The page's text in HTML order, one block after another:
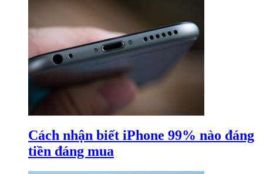
Cách nhận biết iPhone 99% nào đáng
tiền đáng mua